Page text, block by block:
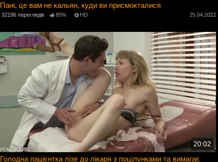
Пані, це вам не кальян, куди ви присмокталися
32196 переглядів 85% HD 25.04.2022
20:02
Голодна пацієнтка лізе до лікаря з поцілунками та вимагає